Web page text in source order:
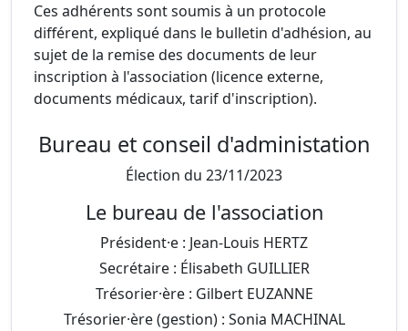
Ces adhérents sont soumis à un protocole
différent, expliqué dans le bulletin d'adhésion, au
sujet de la remise des documents de leur
inscription à l'association (licence externe,
documents médicaux, tarif d'inscription).
Bureau et conseil d'administation
Élection du 23/11/2023
Le bureau de l'association
Président·e : Jean-Louis HERTZ
Secrétaire : Élisabeth GUILLIER
Trésorier·ère : Gilbert EUZANNE
Trésorier·ère (gestion) : Sonia MACHINAL